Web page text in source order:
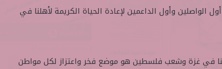
الواصلين وأول الداعمين لإعادة الحياة الكريمة لأهلنا في
في غزة وشعب فلسطين هو موضع فخر واعتزاز لكل مواطن